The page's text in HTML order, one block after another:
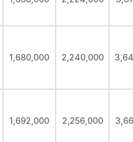
1,680,000 2,240,000
1,692,000 2,256,000